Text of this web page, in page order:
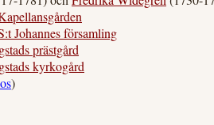
Johannes församling
prästgård
kyrkogård
)